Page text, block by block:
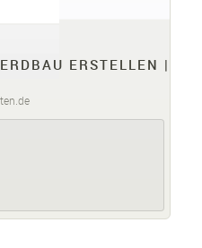
ERSTELLEN |